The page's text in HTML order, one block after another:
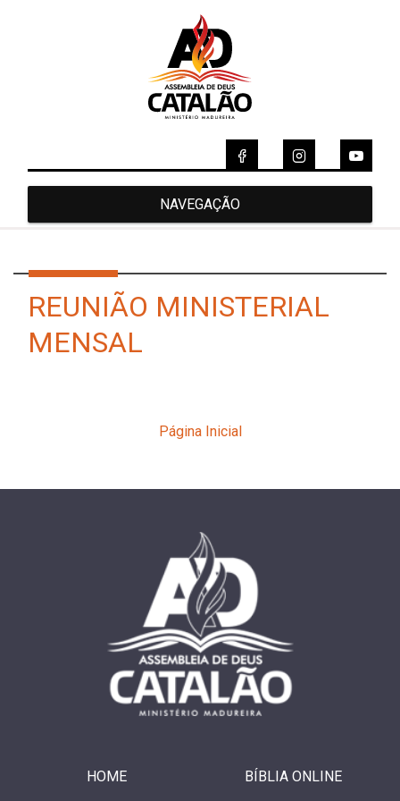
NAVEGAÇÃO
REUNIÃO MINISTERIAL
MENSAL
Página Inicial
HOME BÍBLIA ONLINE